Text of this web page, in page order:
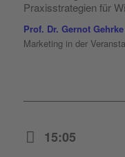
Praxisstrategien für
Prof. Dr. Gernot Gehrke
Marketing in der
15:05